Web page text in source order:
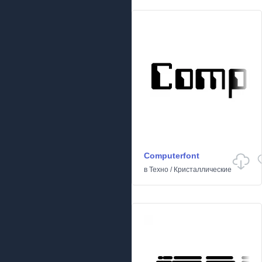
Computerfont
в Техно / Кристаллические